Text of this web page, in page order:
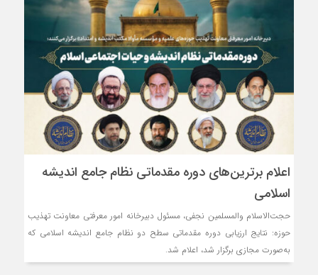
اعلام برترین‌های دوره مقدماتی نظام جامع اندیشه
اسلامی
حجت‌الاسلام والمسلمین نجفی، مسئول دبیرخانه امور معرفتی معاونت تهذیب
حوزه: نتایج ارزیابی دوره مقدماتی سطح دو نظام جامع اندیشه اسلامی که
به‌صورت مجازی برگزار شد، اعلام شد.